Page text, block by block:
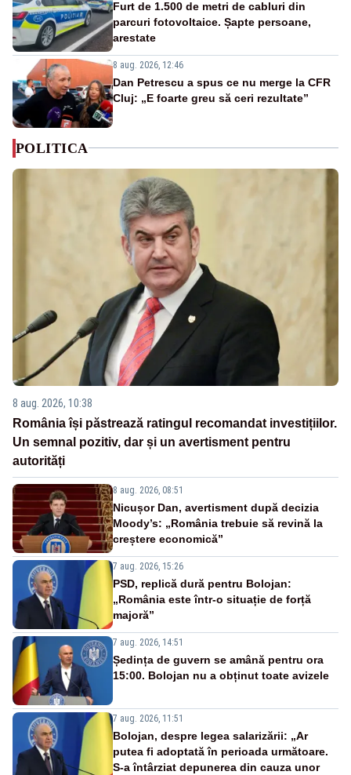
Furt de 1.500 de metri de cabluri din
parcuri fotovoltaice. Șapte persoane,
arestate
8 aug. 2026, 12:46
Dan Petrescu a spus ce nu merge la CFR
Cluj: „E foarte greu să ceri rezultate”
POLITICA
8 aug. 2026, 10:38
România își păstrează ratingul recomandat investițiilor.
Un semnal pozitiv, dar și un avertisment pentru
autorități
8 aug. 2026, 08:51
Nicușor Dan, avertisment după decizia
Moody’s: „România trebuie să revină la
creștere economică”
7 aug. 2026, 15:26
PSD, replică dură pentru Bolojan:
„România este într-o situație de forță
majoră”
7 aug. 2026, 14:51
Ședința de guvern se amână pentru ora
15:00. Bolojan nu a obținut toate avizele
7 aug. 2026, 11:51
Bolojan, despre legea salarizării: „Ar
putea fi adoptată în perioada următoare.
S-a întârziat depunerea din cauza unor